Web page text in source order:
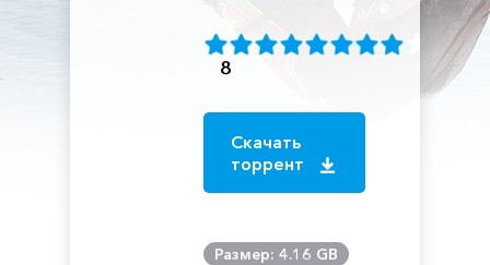
8
Скачать
торрент
Размер: 4.16 GB